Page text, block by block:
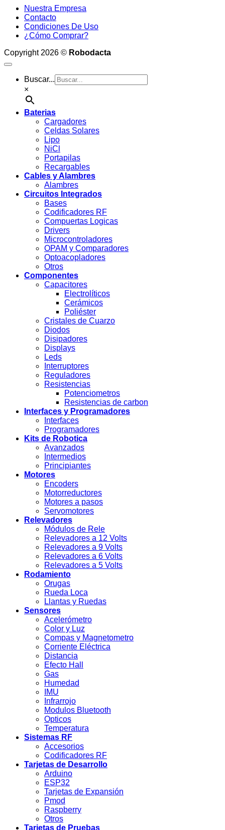
Nuestra Empresa
Contacto
Condiciones De Uso
¿Cómo Comprar?
Copyright 2026 © Robodacta
Buscar...
×
Baterias
Cargadores
Celdas Solares
Lipo
NiCl
Portapilas
Recargables
Cables y Alambres
Alambres
Circuitos Integrados
Bases
Codificadores RF
Compuertas Logicas
Drivers
Microcontroladores
OPAM y Comparadores
Optoacopladores
Otros
Componentes
Capacitores
Electrolíticos
Cerámicos
Poliéster
Cristales de Cuarzo
Diodos
Disipadores
Displays
Leds
Interruptores
Reguladores
Resistencias
Potenciometros
Resistencias de carbon
Interfaces y Programadores
Interfaces
Programadores
Kits de Robotica
Avanzados
Intermedios
Principiantes
Motores
Encoders
Motorreductores
Motores a pasos
Servomotores
Relevadores
Módulos de Rele
Relevadores a 12 Volts
Relevadores a 9 Volts
Relevadores a 6 Volts
Relevadores a 5 Volts
Rodamiento
Orugas
Rueda Loca
Llantas y Ruedas
Sensores
Acelerómetro
Color y Luz
Compas y Magnetometro
Corriente Eléctrica
Distancia
Efecto Hall
Gas
Humedad
IMU
Infrarrojo
Modulos Bluetooth
Opticos
Temperatura
Sistemas RF
Accesorios
Codificadores RF
Tarjetas de Desarrollo
Arduino
ESP32
Tarjetas de Expansión
Pmod
Raspberry
Otros
Tarjetas de Pruebas